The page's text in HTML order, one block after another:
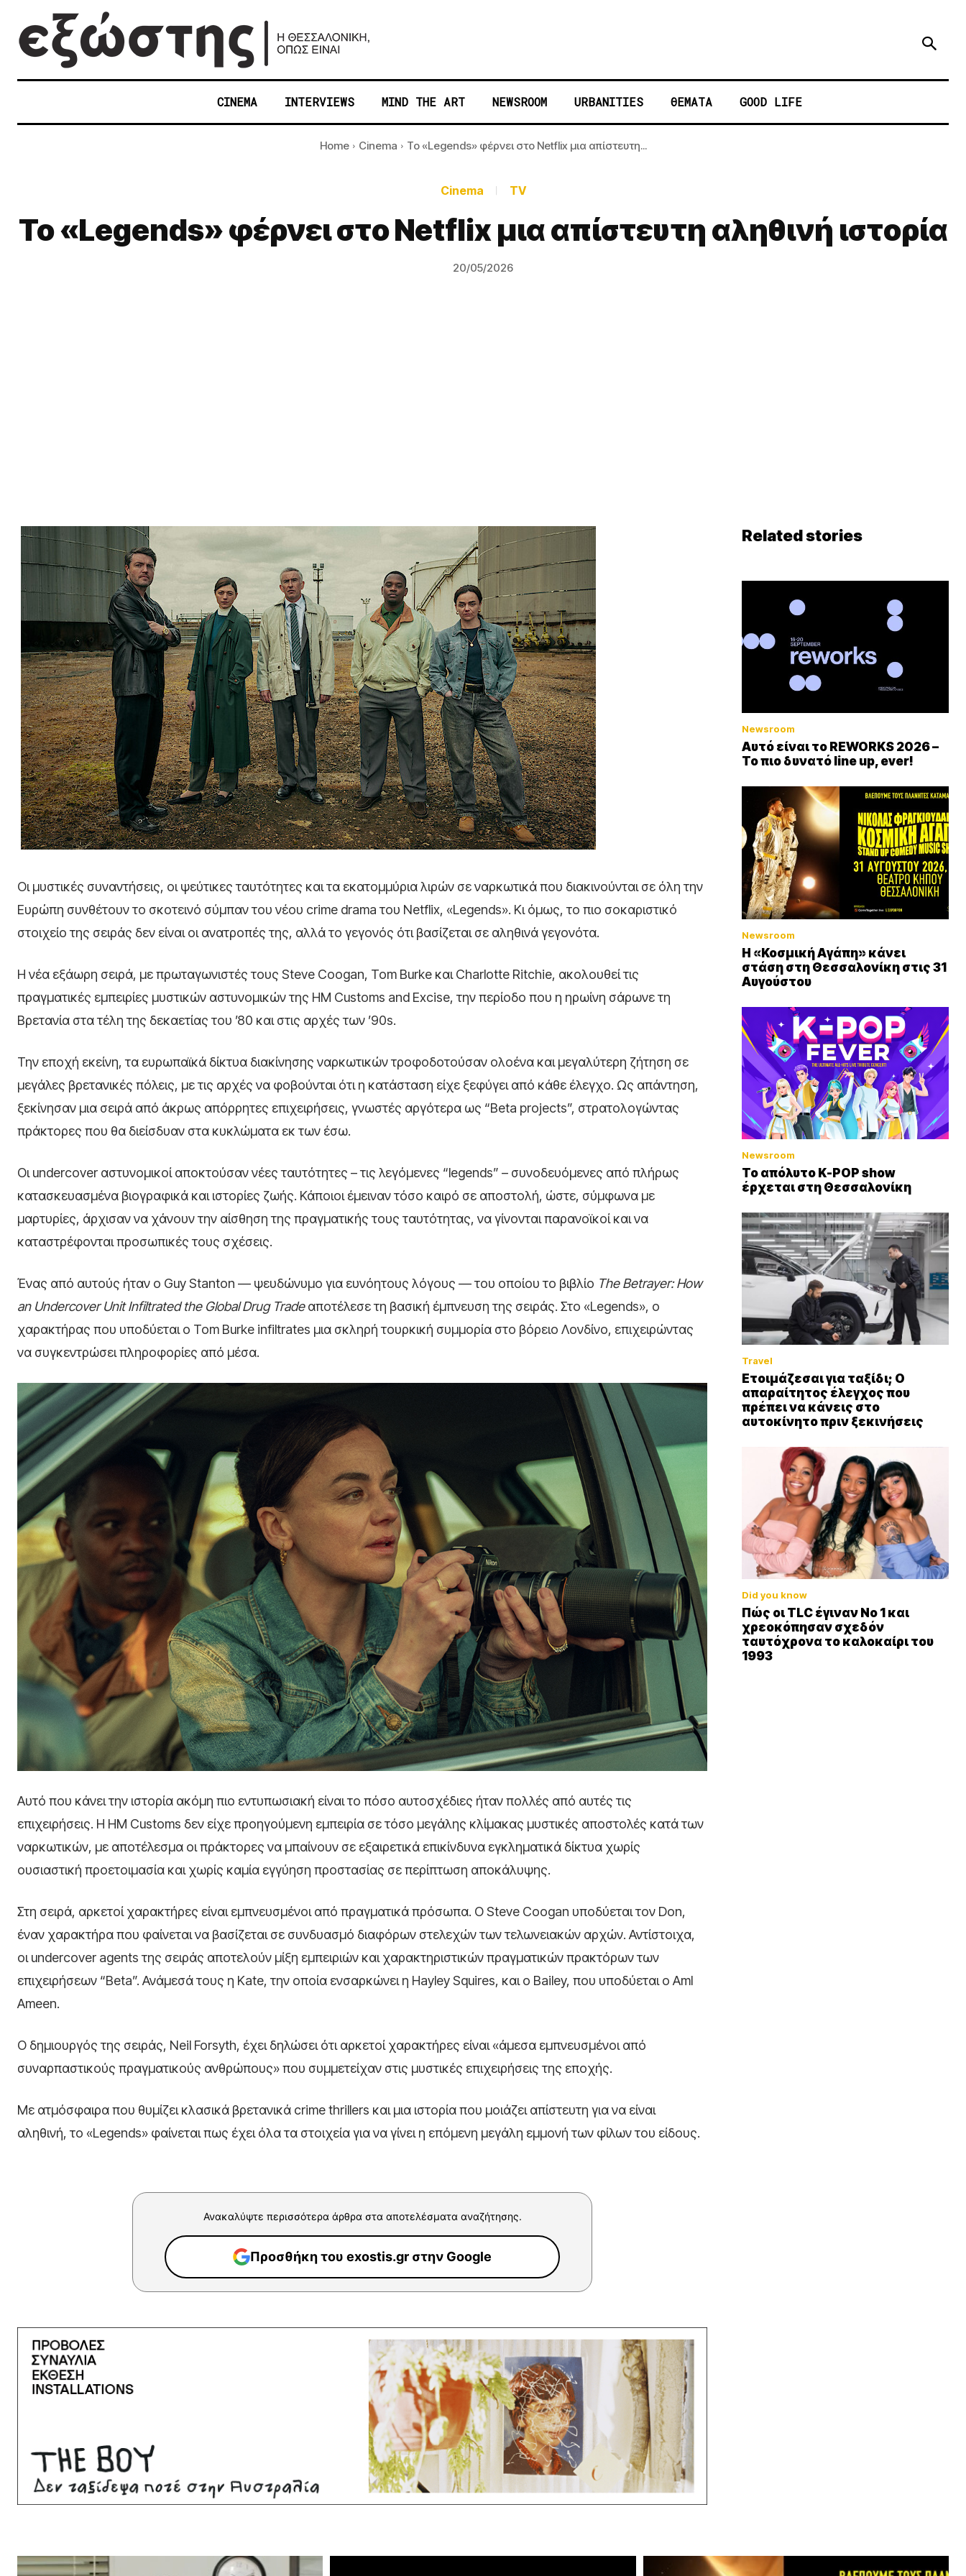
CINEMA INTERVIEWS MIND THE ART NEWSROOM URBANITIES ΘΕΜΑΤΑ GOOD LIFE
Home Cinema Το «Legends» φέρνει στο Netflix μια απίστευτη...
Cinema TV
Το «Legends» φέρνει στο Netflix μια απίστευτη αληθινή ιστορία
20/05/2026
Οι μυστικές συναντήσεις, οι ψεύτικες ταυτότητες και τα εκατομμύρια λιρών σε ναρκωτικά που διακινούνται σε όλη την
Ευρώπη συνθέτουν το σκοτεινό σύμπαν του νέου crime drama του Netflix, «Legends». Κι όμως, το πιο σοκαριστικό
στοιχείο της σειράς δεν είναι οι ανατροπές της, αλλά το γεγονός ότι βασίζεται σε αληθινά γεγονότα.
Η νέα εξάωρη σειρά, με πρωταγωνιστές τους Steve Coogan, Tom Burke καιCharlotte Ritchie, ακολουθεί τις
πραγματικές εμπειρίες μυστικών αστυνομικών της HM Customs and Excise, την περίοδο που η ηρωίνη σάρωνε τη
Βρετανία στα τέλη της δεκαετίας του ’80 και στις αρχές των ’90s.
Την εποχή εκείνη, τα ευρωπαϊκά δίκτυα διακίνησης ναρκωτικών τροφοδοτούσαν ολοένα και μεγαλύτερη ζήτηση σε
μεγάλες βρετανικές πόλεις, με τις αρχές να φοβούνται ότι η κατάσταση είχε ξεφύγει από κάθε έλεγχο. Ως απάντηση,
ξεκίνησαν μια σειρά από άκρως απόρρητες επιχειρήσεις, γνωστές αργότερα ως “Beta projects”, στρατολογώντας
πράκτορες που θα διείσδυαν στα κυκλώματα εκ των έσω.
Οι undercover αστυνομικοί αποκτούσαν νέες ταυτότητες – τις λεγόμενες “legends” – συνοδευόμενες από πλήρως
κατασκευασμένα βιογραφικά και ιστορίες ζωής. Κάποιοι έμειναν τόσο καιρό σε αποστολή, ώστε, σύμφωνα με
μαρτυρίες, άρχισαν να χάνουν την αίσθηση της πραγματικής τους ταυτότητας, να γίνονται παρανοϊκοί και να
καταστρέφονται προσωπικές τους σχέσεις.
Ένας από αυτούς ήταν ο Guy Stanton — ψευδώνυμο για ευνόητους λόγους — του οποίου το βιβλίο The Betrayer: How
an Undercover Unit Infiltrated the Global Drug Tradeαποτέλεσε τη βασική έμπνευση της σειράς. Στο «Legends», ο
χαρακτήρας που υποδύεται ο Tom Burke infiltrates μια σκληρή τουρκική συμμορία στο βόρειο Λονδίνο, επιχειρώντας
να συγκεντρώσει πληροφορίες από μέσα.
Αυτό που κάνει την ιστορία ακόμη πιο εντυπωσιακή είναι το πόσο αυτοσχέδιες ήταν πολλές από αυτές τις
επιχειρήσεις. Η HM Customs δεν είχε προηγούμενη εμπειρία σε τόσο μεγάλης κλίμακας μυστικές αποστολές κατά των
ναρκωτικών, με αποτέλεσμα οι πράκτορες να μπαίνουν σε εξαιρετικά επικίνδυνα εγκληματικά δίκτυα χωρίς
ουσιαστική προετοιμασία και χωρίς καμία εγγύηση προστασίας σε περίπτωση αποκάλυψης.
Στη σειρά, αρκετοί χαρακτήρες είναι εμπνευσμένοι από πραγματικά πρόσωπα. Ο Steve Coogan υποδύεται τον Don,
έναν χαρακτήρα που φαίνεται να βασίζεται σε συνδυασμό διαφόρων στελεχών των τελωνειακών αρχών. Αντίστοιχα,
οι undercover agents της σειράς αποτελούν μίξη εμπειριών και χαρακτηριστικών πραγματικών πρακτόρων των
επιχειρήσεων “Beta”. Ανάμεσά τους η Kate, την οποία ενσαρκώνει η Hayley Squires, και ο Bailey, που υποδύεται ο Aml
Ameen.
Ο δημιουργός της σειράς, Neil Forsyth, έχει δηλώσει ότι αρκετοί χαρακτήρες είναι «άμεσα εμπνευσμένοι από
συναρπαστικούς πραγματικούς ανθρώπους» που συμμετείχαν στις μυστικές επιχειρήσεις της εποχής.
Με ατμόσφαιρα που θυμίζει κλασικά βρετανικά crime thrillers και μια ιστορία που μοιάζει απίστευτη για να είναι
αληθινή, το «Legends» φαίνεται πως έχει όλα τα στοιχεία για να γίνει η επόμενη μεγάλη εμμονή των φίλων του είδους.
Ανακαλύψτε περισσότερα άρθρα στα αποτελέσματα αναζήτησης.
Προσθήκη του exostis.gr στην Google
Related stories
Newsroom
Αυτό είναι το REWORKS 2026 –
Το πιο δυνατό line up, ever!
Newsroom
Η «Κοσμική Αγάπη» κάνει
στάση στη Θεσσαλονίκη στις 31
Αυγούστου
Newsroom
Το απόλυτο K-POP show
έρχεται στη Θεσσαλονίκη
Travel
Ετοιμάζεσαι για ταξίδι; Ο
απαραίτητος έλεγχος που
πρέπει να κάνεις στο
αυτοκίνητο πριν ξεκινήσεις
Did you know
Πώς οι TLC έγιναν Νο 1 και
χρεοκόπησαν σχεδόν
ταυτόχρονα το καλοκαίρι του
1993